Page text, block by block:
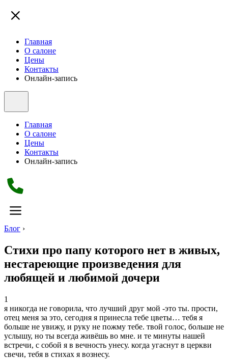
Главная
О салоне
Цены
Контакты
Онлайн-запись
Главная
О салоне
Цены
Контакты
Онлайн-запись
Блог ›
Стихи про папу которого нет в живых,
нестареющие произведения для
любящей и любимой дочери
1
я никогда не говорила, что лучший друг мой -это ты. прости,
отец меня за это, сегодня я принесла тебе цветы… тебя я
больше не увижу, и руку не пожму тебе. твой голос, больше не
услышу, но ты всегда живёшь во мне. и те минуты нашей
встречи, с собой я в вечность унесу. когда угаснут в церкви
свечи, тебя в стихах я вознесу.